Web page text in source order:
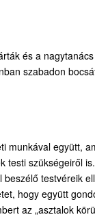
és a
szabadon
munkával együtt,
szükségeiről
testvéreik
hogy együtt
az „asztalok